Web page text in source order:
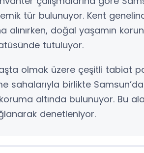
tür bulunuyor. Kent
alınırken, doğal yaşamın
tutuluyor.
olmak üzere çeşitli tabiat
sahalarıyla birlikte
altında bulunuyor. Bu
denetleniyor.